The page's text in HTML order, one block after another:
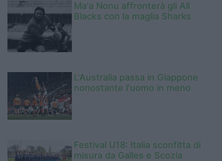
Ma'a Nonu affronterà gli All
Blacks con la maglia Sharks
L'Australia passa in Giappone
nonostante l'uomo in meno
Festival U18: Italia sconfitta di
misura da Galles e Scozia